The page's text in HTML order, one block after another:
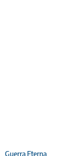
Guerra Eterna